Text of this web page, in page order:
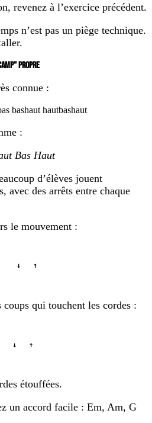
revenez à l’exercice précédent.
n’est pas un piège technique.
PROPRE
connue :
bashaut hautbashaut
:
Bas Haut
d’élèves jouent
avec des arrêts entre chaque
le mouvement :
↓   ↑
qui touchent les cordes :
↓   ↑
étouffées.
un accord facile : Em, Am, G